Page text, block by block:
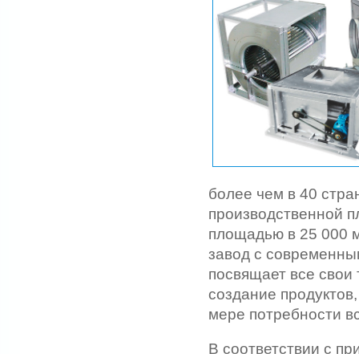
более чем в 40
производственной
площадью в 25 000
завод с
посвящает все свои
создание
мере потребности
В соответствии с